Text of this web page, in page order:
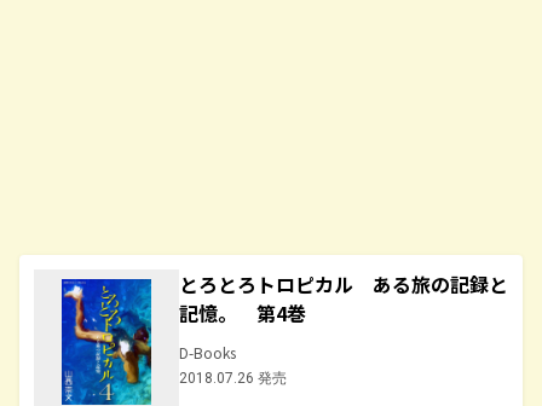
とろとろトロピカル ある旅の記録と
記憶。 第4巻
D-Books
2018.07.26 発売